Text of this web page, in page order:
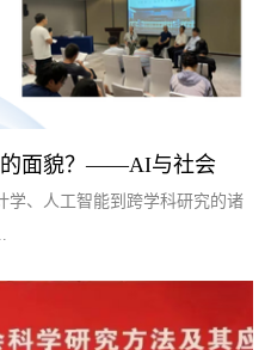
的面貌？——AI与社会
学、人工智能到跨学科研究的诸